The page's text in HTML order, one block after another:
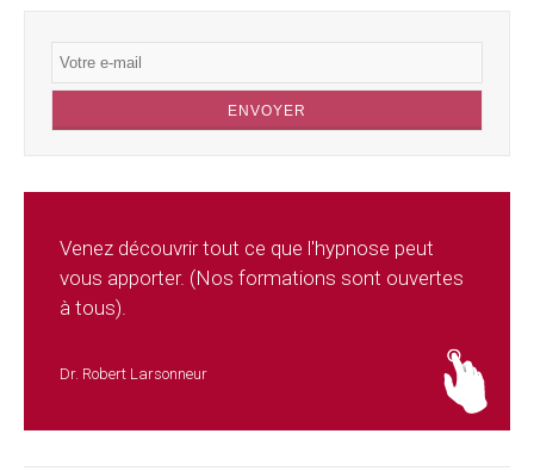
Venez découvrir tout ce que l'hypnose peut
vous apporter. (Nos formations sont ouvertes
à tous).
Dr. Robert Larsonneur